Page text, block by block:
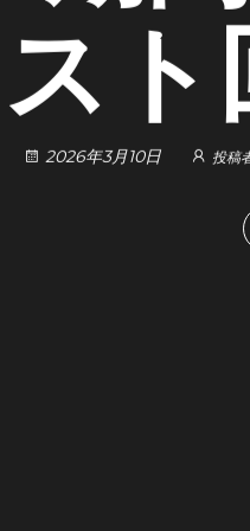
2026年3月10日 投稿